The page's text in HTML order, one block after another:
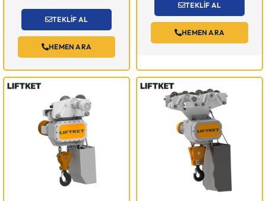
TEKLİF AL
HEMEN ARA
TEKLİF AL
HEMEN ARA